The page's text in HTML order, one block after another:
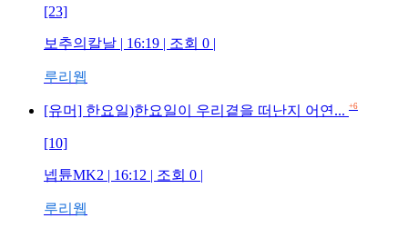
[23]
보추의칼날 | 16:19 | 조회 0 |
루리웹
[유머] 한요일)한요일이 우리곁을 떠난지 어연... +6
[10]
넵튠MK2 | 16:12 | 조회 0 |
루리웹